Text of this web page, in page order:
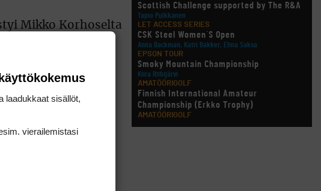
Mikko Korhoselta
torstaina
Trophyssä, joka
kiertueen
Scottish Challenge supported by The R&A
Tapio Pulkkanen
LET ACCESS SERIES
CSK Steel Women´S Open
Anna Backman, Katri Bakker, Elina Saksa
EPSON TOUR
Smoky Mountain Championship
Kiira Riihijärvi
AMATÖÖRIGOLF
Finnish International Amateur
Championship (Erkko Trophy)
AMATÖÖRIGOLF
Finnish International Ladies' Amateur
laadukkaat sisällöt,
vierailemis­tasi